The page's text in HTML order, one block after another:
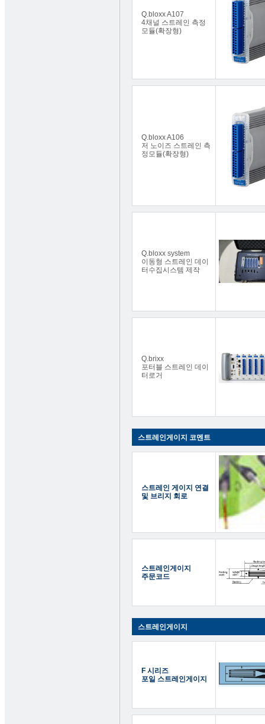
Q.bloxx A107
4채널 스트레인 측정
모듈(확장형)
Q.bloxx A106
저 노이즈 스트레인 측
정모듈(확장형)
Q.bloxx system
이동형 스트레인 데이
터수집시스템 제작
Q.brixx
포터블 스트레인 데이
터로거
스트레인게이지 코멘트
스트레인 게이지 연결
및 브리지 회로
스트레인게이지
주문코드
스트레인게이지
F 시리즈
포일 스트레인게이지